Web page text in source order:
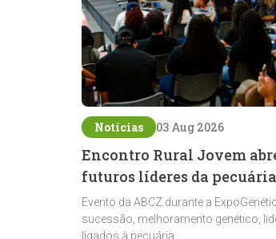
Notícias 03 Aug 2026
Encontro Rural Jovem
futuros líderes da
Evento da ABCZ durante a
sucessão, melhoramento genético,
ligados à pecuária